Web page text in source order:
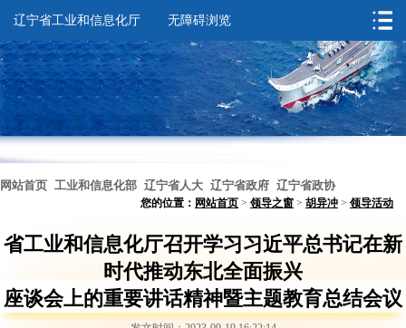
网站首页 工业和信息化部 辽宁省人大 辽宁省政府 辽宁省政协
无障碍浏览
辽宁省工业和信息化厅 无障碍浏览
您的位置： 网站首页 > 领导之窗 > 胡异冲 > 领导活动
省工业和信息化厅召开学习习近平总书记在新
时代推动东北全面振兴
座谈会上的重要讲话精神暨主题教育总结会议